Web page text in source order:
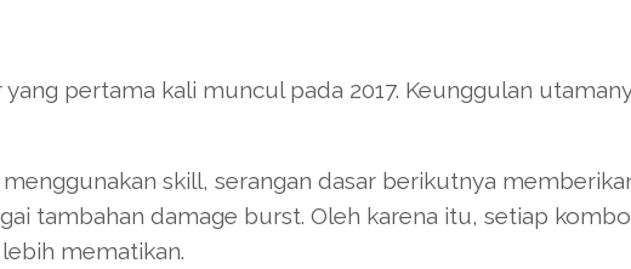
pertama kali muncul pada 2017. Keunggulan
skill, serangan dasar berikutnya
tambahan damage burst. Oleh karena itu, setiap
mematikan.